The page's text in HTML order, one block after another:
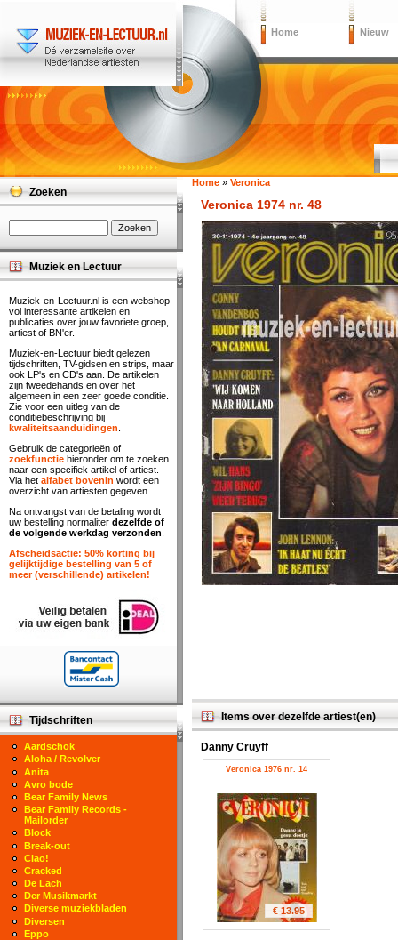
Home Nieuw
Home » Veronica
Veronica 1974 nr. 48
Items over dezelfde artiest(en)
Danny Cruyff
Veronica 1976 nr. 14
€ 13.95
Zoeken
Muziek en Lectuur
Muziek-en-Lectuur.nl is een webshop
vol interessante artikelen en
publicaties over jouw favoriete groep,
artiest of BN'er.
Muziek-en-Lectuur biedt gelezen
tijdschriften, TV-gidsen en strips, maar
ook LP's en CD's aan. De artikelen
zijn tweedehands en over het
algemeen in een zeer goede conditie.
Zie voor een uitleg van de
conditiebeschrijving bij
kwaliteitsaanduidingen
Gebruik de categorieën of
zoekfunctie hieronder om te zoeken
naar een specifiek artikel of artiest.
Via het alfabet bovenin wordt een
overzicht van artiesten gegeven.
Na ontvangst van de betaling wordt
uw bestelling normaliter dezelfde of
de volgende werkdag verzonden
Afscheidsactie: 50% korting bij
gelijktijdige bestelling van 5 of
meer (verschillende) artikelen!
Tijdschriften
Aardschok
Aloha / Revolver
Anita
Avro bode
Bear Family News
Bear Family Records -
Mailorder
Block
Break-out
Ciao!
Cracked
De Lach
Der Musikmarkt
Diverse muziekbladen
Diversen
Eppo